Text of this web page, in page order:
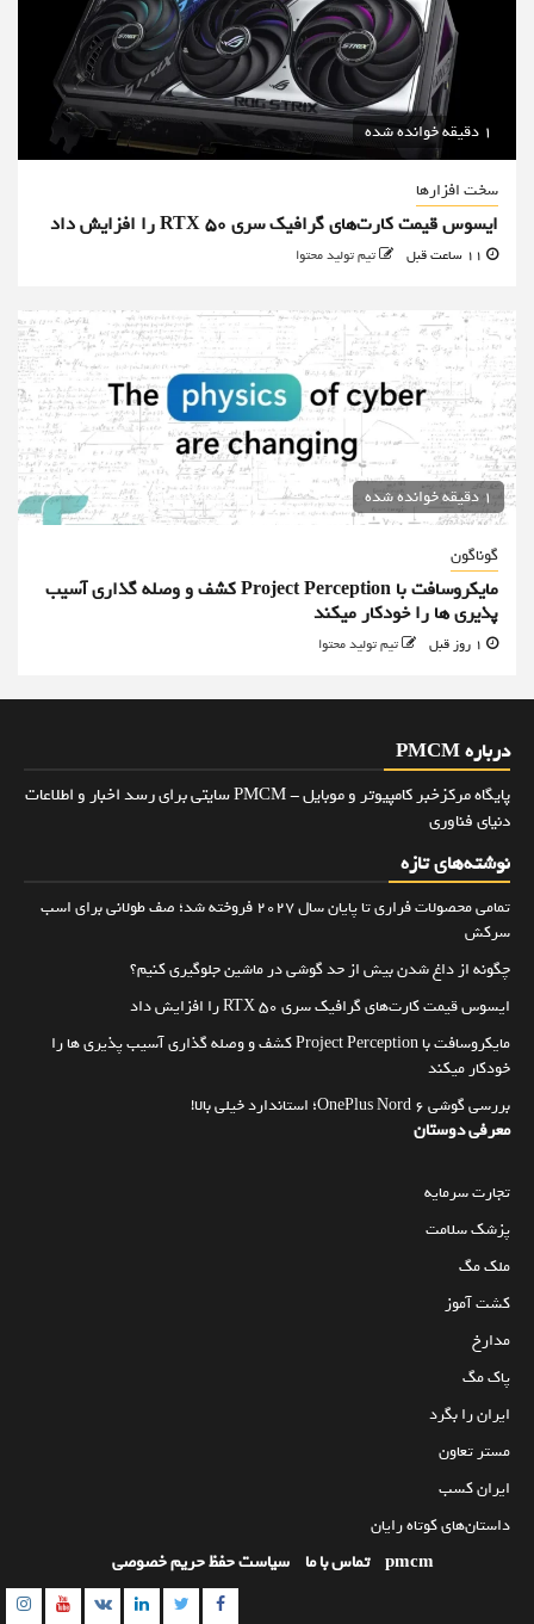
1 دقیقه خوانده شده
سخت افزارها
ایسوس قیمت کارت‌های گرافیک سری RTX 50 را افزایش داد
تیم تولید محتوا
1 دقیقه خوانده شده
گوناگون
مایکروسافت با Project Perception کشف و وصله گذاری آسیب
پذیری ها را خودکار میکند
تیم تولید محتوا
درباره PMCM
پایگاه مرکزخبر کامپیوتر و موبایل - PMCM سایتی برای رسد اخبار و اطلاعات
دنیای فناوری
نوشته‌های تازه
تمامی محصولات فراری تا پایان سال ۲۰۲۷ فروخته شد؛ صف طولانی برای اسب
سرکش
چگونه از داغ شدن بیش از حد گوشی در ماشین جلوگیری کنیم؟
ایسوس قیمت کارت‌های گرافیک سری RTX 50 را افزایش داد
مایکروسافت با Project Perception کشف و وصله گذاری آسیب پذیری ها را
خودکار میکند
بررسی گوشی OnePlus Nord 6؛ استاندارد خیلی بالا!
معرفی دوستان
تجارت سرمایه
پزشک سلامت
ملک مگ
کشت آموز
مدارخ
پاک مگ
ایران را بگرد
مستر تعاون
ایران کسب
داستان‌های کوتاه رایان
pmcm تماس با ما سیاست حفظ حریم خصوصی
Facebook
Twitter
Linkedin
VK